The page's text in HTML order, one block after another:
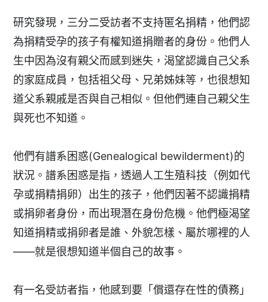
研究發現，三分二受訪者不支持匿名捐精，他們認
為捐精受孕的孩子有權知道捐贈者的身份。他們人
生中因為沒有親父而感到迷失，渴望認識自己父系
的家庭成員，包括祖父母、兄弟姊妹等，也很想知
道父系親戚是否與自己相似。但他們連自己親父生
與死也不知道。
他們有譜系困惑(Genealogical bewilderment)的
狀況。譜系困惑是指，透過人工生殖科技（例如代
孕或捐精捐卵）出生的孩子，他們因著不認識捐精
或捐卵者身份，而出現潛在身份危機。他們極渴望
知道捐精或捐卵者是誰、外貌怎樣、屬於哪裡的人
——就是很想知道半個自己的故事。
有一名受訪者指，他感到要「償還存在性的債務」